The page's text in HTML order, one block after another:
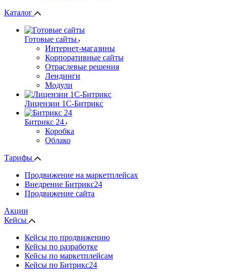
Каталог
Готовые сайты
Интернет-магазины
Корпоративные сайты
Отраслевые решения
Лендинги
Модули
Лицензии 1С-Битрикс
Битрикс 24
Коробка
Облако
Тарифы
Продвижение на маркетплейсах
Внедрение Битрикс24
Продвижение сайта
Акции
Кейсы
Кейсы по продвижению
Кейсы по разработке
Кейсы по маркетплейсам
Кейсы по Битрикс24